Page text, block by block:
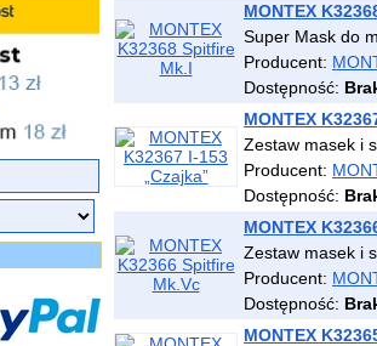
MONTEX
Super Mask do
Producent:
Dostępność:
MONTEX
Zestaw masek i
Producent:
Dostępność:
MONTEX
Zestaw masek i
Producent:
Dostępność:
MONTEX